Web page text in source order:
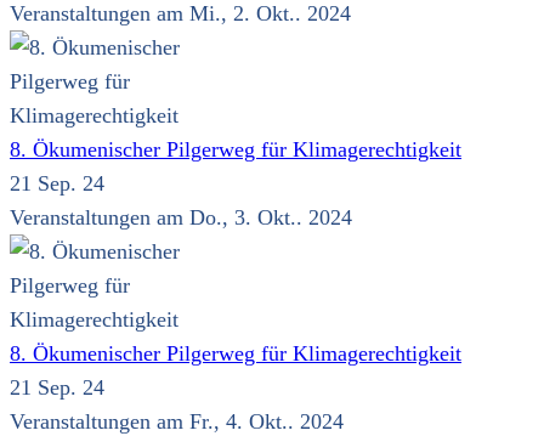
Veranstaltungen am Mi., 2. Okt.. 2024
8. Ökumenischer Pilgerweg für Klimagerechtigkeit
21 Sep. 24
Veranstaltungen am Do., 3. Okt.. 2024
8. Ökumenischer Pilgerweg für Klimagerechtigkeit
21 Sep. 24
Veranstaltungen am Fr., 4. Okt.. 2024